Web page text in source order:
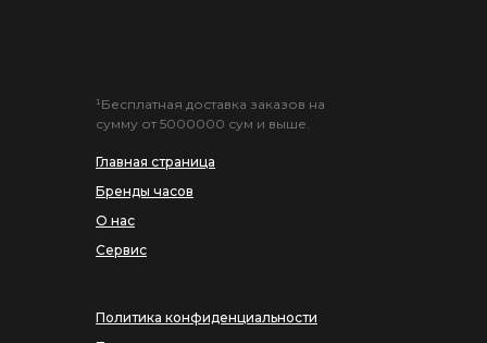
Главная страница
Бренды часов
О нас
Сервис
¹Бесплатная доставка заказов на
сумму от 5000000 сум и выше.
Политика конфиденциальности